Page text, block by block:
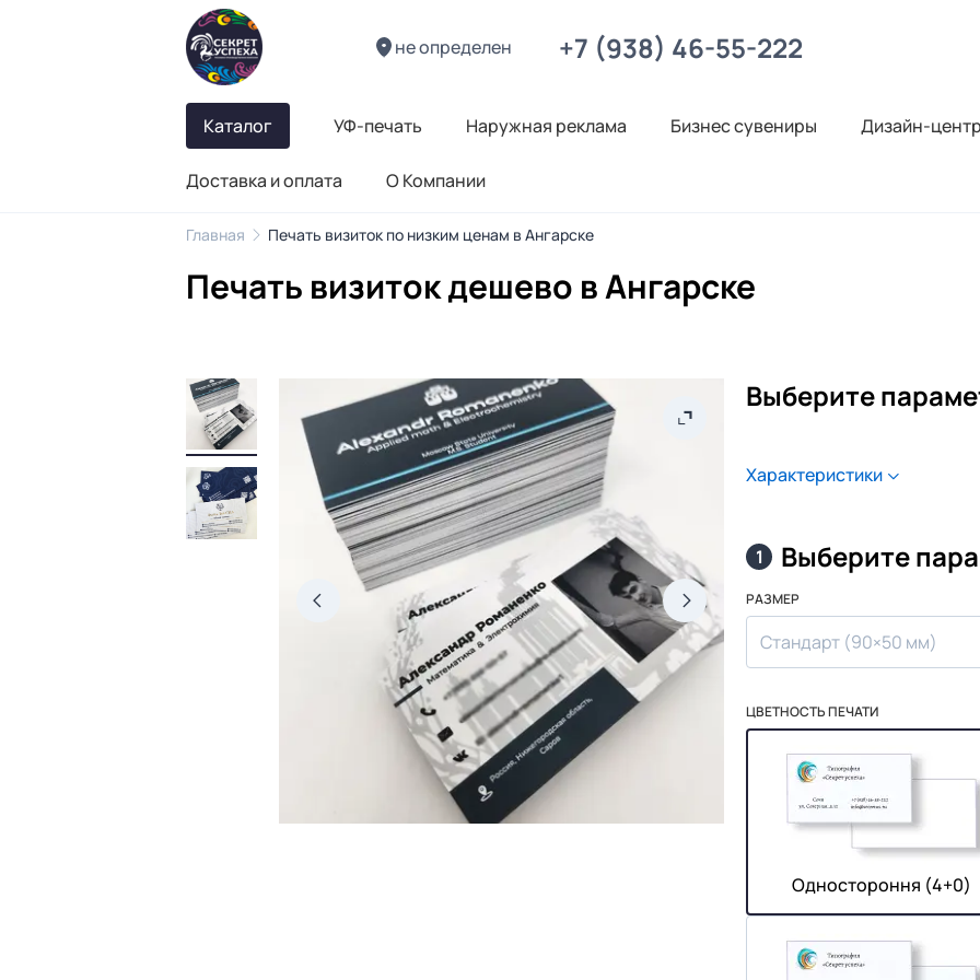
не определен +7 (938) 46-55-222
Каталог УФ-печать Наружная реклама Бизнес сувениры Дизайн-центр
Доставка и оплата О Компании
Главная Печать визиток по низким ценам в Ангарске
Печать визиток дешево в Ангарске
Выберите
Характеристики
1 Выберите
РАЗМЕР
Стандарт (90×50 мм)
ЦВЕТНОСТЬ ПЕЧАТИ
Одностороння (4+0)